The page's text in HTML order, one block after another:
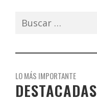
Buscar:
LO MÁS IMPORTANTE
DESTACADAS